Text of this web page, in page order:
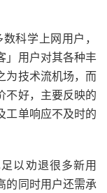
科学上网用户，
」用户对其各种丰
为技术流机场，而
不好，主要反映的
工单响应不及时的
以劝退很多新用
的同时用户还需承